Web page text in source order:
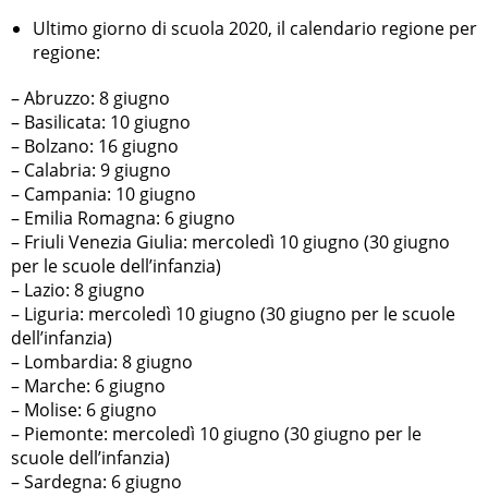
Ultimo giorno di scuola 2020, il calendario regione per
regione:
– Abruzzo: 8 giugno
– Basilicata: 10 giugno
– Bolzano: 16 giugno
– Calabria: 9 giugno
– Campania: 10 giugno
– Emilia Romagna: 6 giugno
– Friuli Venezia Giulia: mercoledì 10 giugno (30 giugno
per le scuole dell’infanzia)
– Lazio: 8 giugno
– Liguria: mercoledì 10 giugno (30 giugno per le scuole
dell’infanzia)
– Lombardia: 8 giugno
– Marche: 6 giugno
– Molise: 6 giugno
– Piemonte: mercoledì 10 giugno (30 giugno per le
scuole dell’infanzia)
– Sardegna: 6 giugno